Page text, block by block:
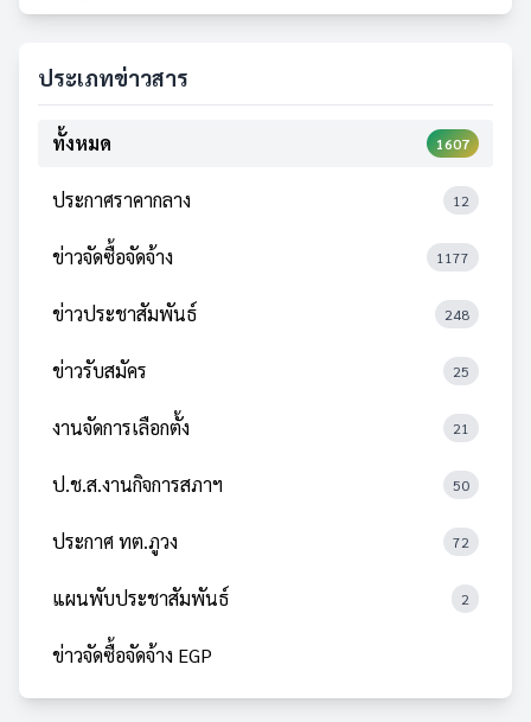
ประเภทข่าวสาร
ทั้งหมด 1607
ประกาศราคากลาง 12
ข่าวจัดซื้อจัดจ้าง 1177
ข่าวประชาสัมพันธ์ 248
ข่าวรับสมัคร 25
งานจัดการเลือกตั้ง 21
ป.ช.ส.งานกิจการสภาฯ 50
ประกาศ ทต.ภูวง 72
แผนพับประชาสัมพันธ์ 2
ข่าวจัดซื้อจัดจ้าง EGP